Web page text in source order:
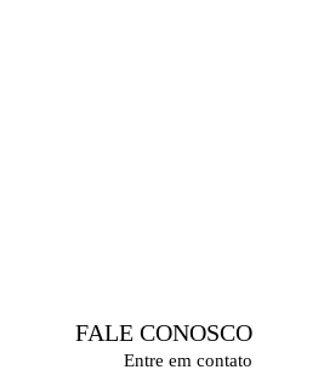
FALE CONOSCO
Entre em contato